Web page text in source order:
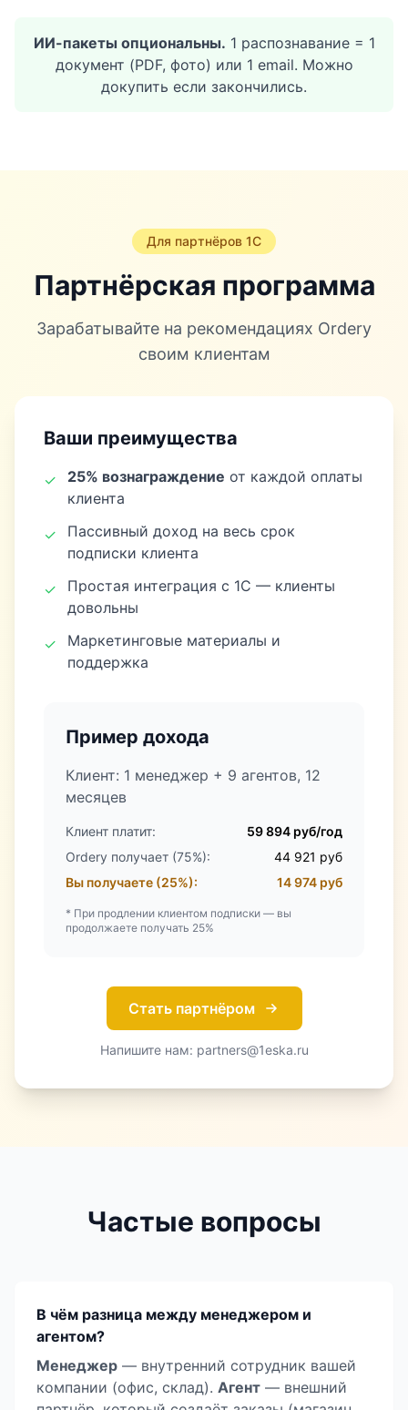
ИИ-пакеты опциональны. 1 распознавание = 1
документ (PDF, фото) или 1 email. Можно
докупить если закончились.
Для партнёров 1С
Партнёрская программа
Зарабатывайте на рекомендациях Ordery
своим клиентам
Ваши преимущества
✓ 25% вознаграждение от каждой оплаты
клиента
✓
Пассивный доход на весь срок
подписки клиента
✓
Простая интеграция с 1С — клиенты
довольны
✓
Маркетинговые материалы и
поддержка
Пример дохода
Клиент: 1 менеджер + 9 агентов, 12
месяцев
Клиент платит:
59 894 руб/год
Ordery получает (75%):
44 921 руб
Вы получаете (25%):
14 974 руб
* При продлении клиентом подписки — вы
продолжаете получать 25%
Стать партнёром
Напишите нам: partners@1eska.ru
Частые вопросы
В чём разница между менеджером и
агентом?
Менеджер — внутренний сотрудник вашей
компании (офис, склад). Агент — внешний